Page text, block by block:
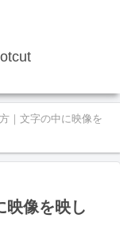
｜文字の中に映像を
像を映し